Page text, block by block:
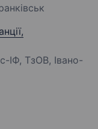
ІФ, ТзОВ, Івано-